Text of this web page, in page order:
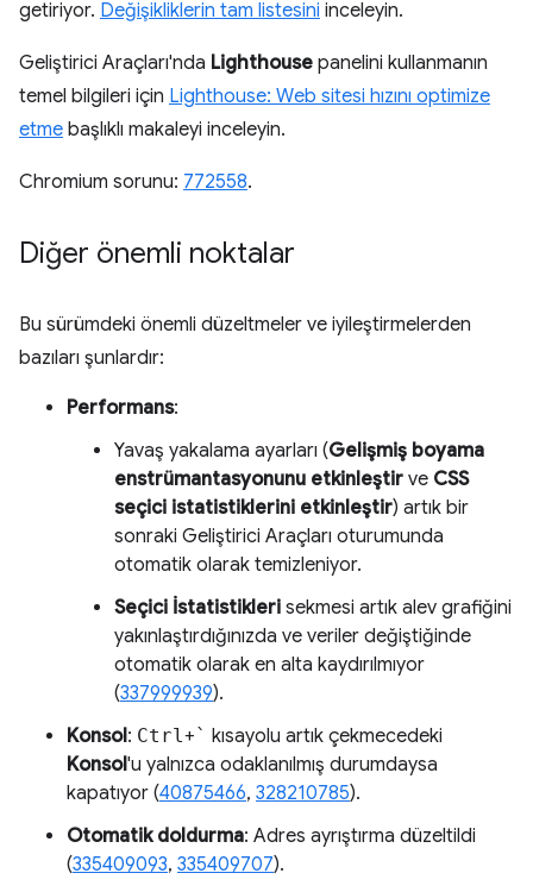
getiriyor. Değişikliklerin tam listesini inceleyin.
Geliştirici Araçları'nda Lighthouse panelini kullanmanın
temel bilgileri için Lighthouse: Web sitesi hızını optimize
etme başlıklı makaleyi inceleyin.
Chromium sorunu: 772558.
Diğer önemli noktalar
Bu sürümdeki önemli düzeltmeler ve iyileştirmelerden
bazıları şunlardır:
Performans:
Yavaş yakalama ayarları (Gelişmiş boyama
enstrümantasyonunu etkinleştir ve CSS
seçici istatistiklerini etkinleştir) artık bir
sonraki Geliştirici Araçları oturumunda
otomatik olarak temizleniyor.
Seçici İstatistikleri sekmesi artık alev grafiğini
yakınlaştırdığınızda ve veriler değiştiğinde
otomatik olarak en alta kaydırılmıyor
(337999939).
Konsol: Ctrl+` kısayolu artık çekmecedeki
Konsol'u yalnızca odaklanılmış durumdaysa
kapatıyor (40875466, 328210785).
Otomatik doldurma: Adres ayrıştırma düzeltildi
(335409093, 335409707).